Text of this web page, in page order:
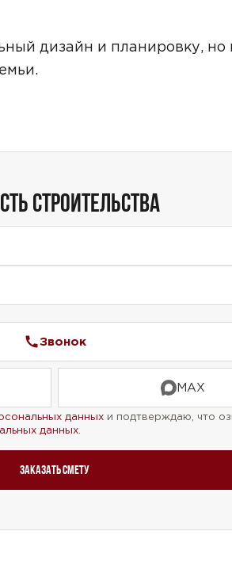
дизайн и планировку, но
СТРОИТЕЛЬСТВА
Звонок
MAX
данных и подтверждаю, что
данных
Заказать смету